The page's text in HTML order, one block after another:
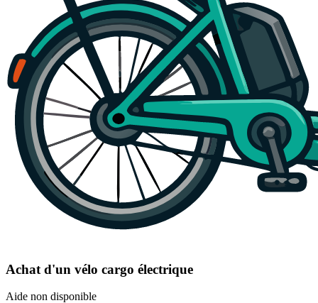
Achat d'un vélo cargo électrique
Aide non disponible